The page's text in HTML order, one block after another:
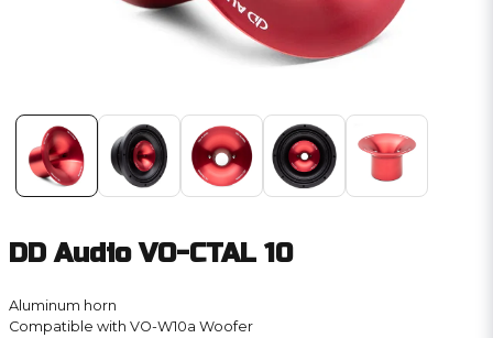
DD Audio VO-CTAL 10
Aluminum horn
Compatible with VO-W10a Woofer